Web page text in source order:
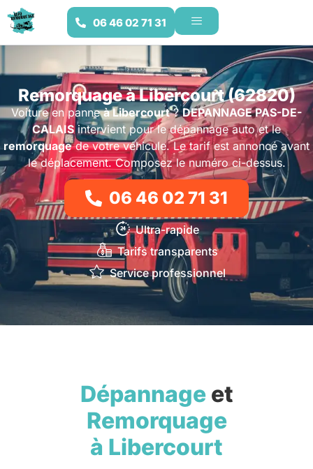
06 46 02 71 31
Remorquage à Libercourt (62820)
Voiture en panneà Libercourt?DEPANNAGE PAS-DE-
CALAIS intervient pour le dépannage auto et le
remorquagede votre véhicule. Le tarif est annoncé avant
le déplacement. Composez le numéro ci-dessus.
06 46 02 71 31
Ultra-rapide
Tarifs transparents
Service professionnel
Dépannageet
Remorquage
à Libercourt